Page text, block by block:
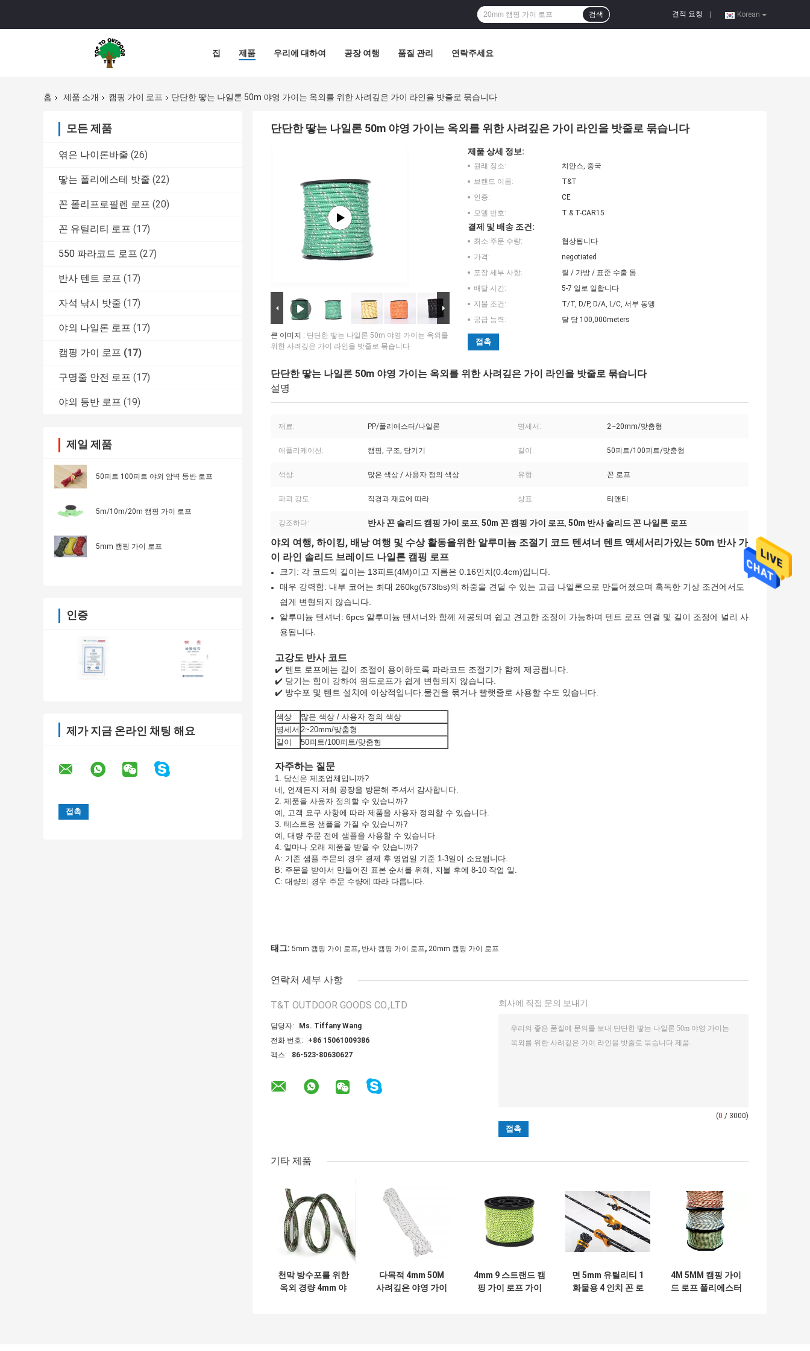
Korean
견적 요청
검색
집 제품 우리에 대하여 공장 여행 품질 관리 연락주세요
홈 제품 소개 캠핑 가이 로프 단단한 땋는 나일론 50m 야영 가이는 옥외를 위한 사려깊은 가이 라인을 밧줄로 묶습니다
모든 제품
엮은 나이론바줄 (26)
땋는 폴리에스테 밧줄 (22)
꼰 폴리프로필렌 로프 (20)
꼰 유틸리티 로프 (17)
550 파라코드 로프 (27)
반사 텐트 로프 (17)
자석 낚시 밧줄 (17)
야외 나일론 로프 (17)
캠핑 가이 로프 (17)
구명줄 안전 로프 (17)
야외 등반 로프 (19)
제일 제품
50피트 100피트 야외 암벽 등반 로프
5m/10m/20m 캠핑 가이 로프
5mm 캠핑 가이 로프
인증
제가 지금 온라인 채팅 해요
단단한 땋는 나일론 50m 야영 가이는 옥외를 위한 사려깊은 가이 라인을 밧줄로 묶습니다
큰 이미지 : 단단한 땋는 나일론 50m 야영 가이는 옥외를
위한 사려깊은 가이 라인을 밧줄로 묶습니다
제품 상세 정보:
원래 장소:
치안스, 중국
브랜드 이름:
T&T
인증:
CE
모델 번호:
T & T-CAR15
결제 및 배송 조건:
최소 주문 수량:
협상됩니다
가격:
negotiated
포장 세부 사항:
릴 / 가방 / 표준 수출 통
배달 시간:
5-7 일로 일합니다
지불 조건:
T/T, D/P, D/A, L/C, 서부 동맹
공급 능력:
달 당 100,000meters
접촉
단단한 땋는 나일론 50m 야영 가이는 옥외를 위한 사려깊은 가이 라인을 밧줄로 묶습니다
설명
재료: PP/폴리에스터/나일론 명세서: 2~20mm/맞춤형
애플리케이션: 캠핑, 구조, 당기기 길이: 50피트/100피트/맞춤형
색상: 많은 색상 / 사용자 정의 색상 유형: 꼰 로프
파괴 강도: 직경과 재료에 따라 상표: 티앤티
강조하다: 반사 꼰 솔리드 캠핑 가이 로프, 50m 꼰 캠핑 가이 로프, 50m 반사 솔리드 꼰 나일론 로프
야외 여행, 하이킹, 배낭 여행 및 수상 활동을위한 알루미늄 조절기 코드 텐셔너 텐트 액세서리가있는 50m 반사 가
이 라인 솔리드 브레이드 나일론 캠핑 로프
크기: 각 코드의 길이는 13피트(4M)이고 지름은 0.16인치(0.4cm)입니다.
매우 강력함: 내부 코어는 최대 260kg(573lbs)의 하중을 견딜 수 있는 고급 나일론으로 만들어졌으며 혹독한 기상 조건에서도
쉽게 변형되지 않습니다.
알루미늄 텐셔너: 6pcs 알루미늄 텐셔너와 함께 제공되며 쉽고 견고한 조정이 가능하며 텐트 로프 연결 및 길이 조정에 널리 사
용됩니다.
고강도 반사 코드
✔️ 텐트 로프에는 길이 조절이 용이하도록 파라코드 조절기가 함께 제공됩니다.
✔️ 당기는 힘이 강하여 윈드로프가 쉽게 변형되지 않습니다.
✔️ 방수포 및 텐트 설치에 이상적입니다.물건을 묶거나 빨랫줄로 사용할 수도 있습니다.
색상
많은 색상 / 사용자 정의 색상
명세서 2~20mm/맞춤형
길이
50피트/100피트/맞춤형
자주하는 질문
1. 당신은 제조업체입니까?
네, 언제든지 저희 공장을 방문해 주셔서 감사합니다.
2. 제품을 사용자 정의할 수 있습니까?
예, 고객 요구 사항에 따라 제품을 사용자 정의할 수 있습니다.
3. 테스트용 샘플을 가질 수 있습니까?
예, 대량 주문 전에 샘플을 사용할 수 있습니다.
4. 얼마나 오래 제품을 받을 수 있습니까?
A: 기존 샘플 주문의 경우 결제 후 영업일 기준 1-3일이 소요됩니다.
B: 주문을 받아서 만들어진 표본 순서를 위해, 지불 후에 8-10 작업 일.
C: 대량의 경우 주문 수량에 따라 다릅니다.
태그: 5mm 캠핑 가이 로프, 반사 캠핑 가이 로프, 20mm 캠핑 가이 로프
연락처 세부 사항
T&T OUTDOOR GOODS CO.,LTD
담당자:
Ms. Tiffany Wang
전화 번호:
+86 15061009386
팩스:
86-523-80630627
회사에 직접 문의 보내기
(0 / 3000)
기타 제품
천막 방수포를 위한
옥외 경량 4mm 야
다목적 4mm 50M
사려깊은 야영 가이
4mm 9 스트랜드 캠
핑 가이 로프 가이
면 5mm 유틸리티 1
화물용 4 인치 꼰 로
4M 5MM 캠핑 가이
드 로프 폴리에스터